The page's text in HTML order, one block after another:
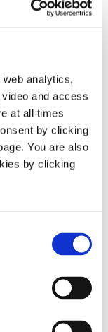
analytics,
and access
at all times
by clicking
You are also
by clicking
udenfor
fungerende
regeringens
med de ni
og
sikrer et fuldt
er et afgørende
forsvarsforlig, der